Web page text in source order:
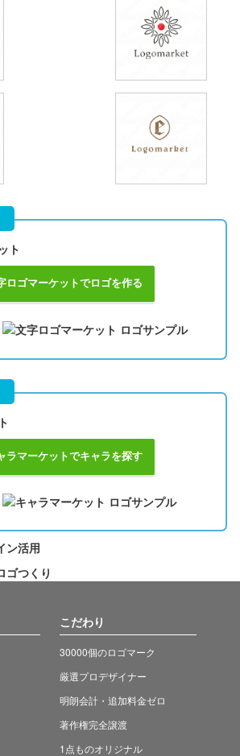
ロゴマーケットでロゴを作る
ラマーケットでキャラを探す
こだわり
30000個のロゴマーク
厳選プロデザイナー
明朗会計・追加料金ゼロ
著作権完全譲渡
1点ものオリジナル